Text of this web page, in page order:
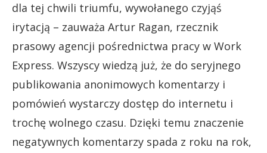
dla tej chwili triumfu, wywołanego czyjąś
irytacją – zauważa Artur Ragan, rzecznik
prasowy agencji pośrednictwa pracy w Work
Express. Wszyscy wiedzą już, że do seryjnego
publikowania anonimowych komentarzy i
pomówień wystarczy dostęp do internetu i
trochę wolnego czasu. Dzięki temu znaczenie
negatywnych komentarzy spada z roku na rok,